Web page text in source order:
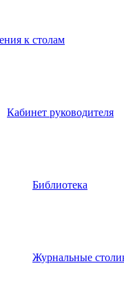
к столам
Кабинет руководителя
Библиотека
Журнальные